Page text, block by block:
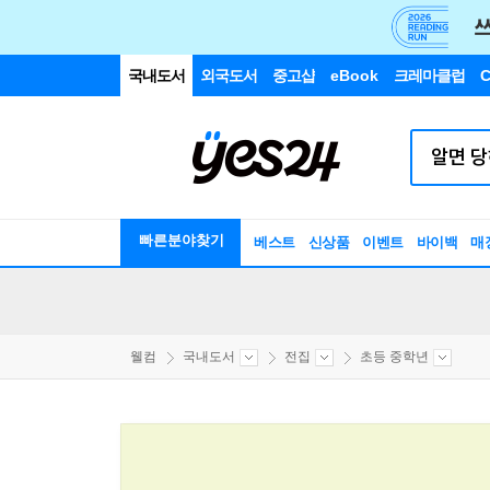
국내도서 외국도서 중고샵 eBook 크레마클럽
빠른분야찾기 베스트 신상품 이벤트 바이백 매
웰컴 국내도서 전집 초등 중학년